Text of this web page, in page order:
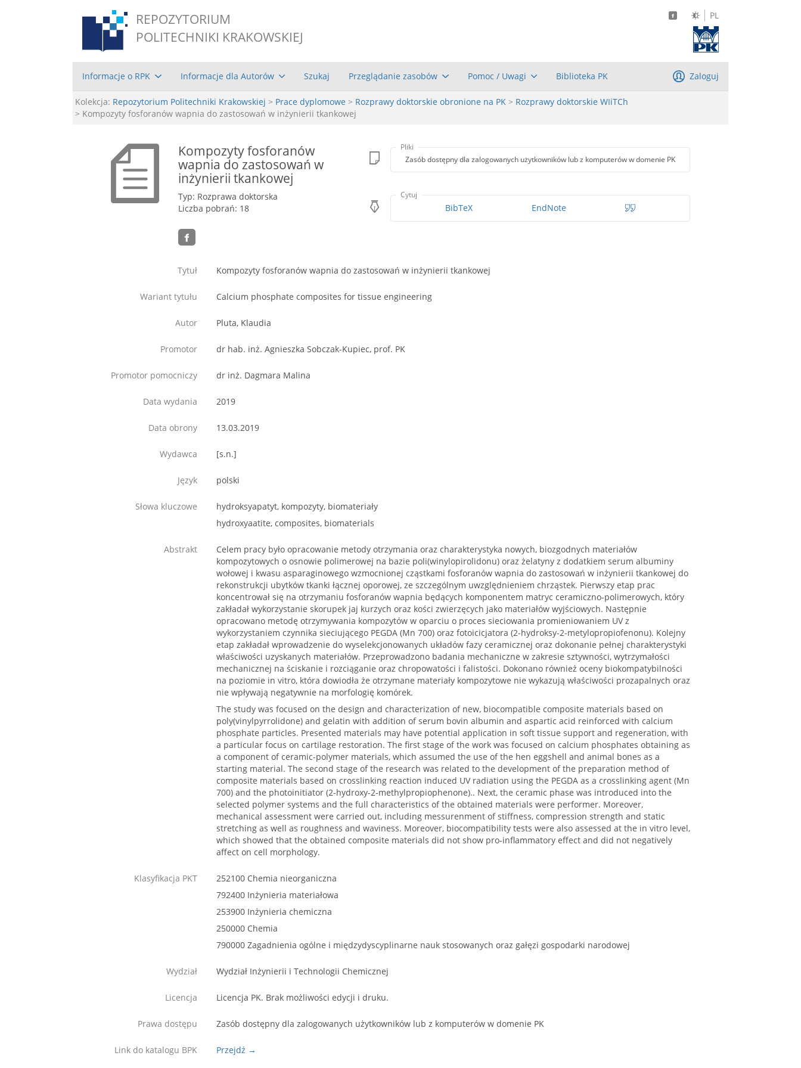
REPOZYTORIUM
POLITECHNIKI KRAKOWSKIEJ
PL
Informacje o RPK Informacje dla Autorów Szukaj Przeglądanie zasobów Pomoc / Uwagi Biblioteka PK Zaloguj
Kolekcja: Repozytorium Politechniki Krakowskiej > Prace dyplomowe > Rozprawy doktorskie obronione na PK > Rozprawy doktorskie WIiTCh
> Kompozyty fosforanów wapnia do zastosowań w inżynierii tkankowej
Kompozyty fosforanów
wapnia do zastosowań w
inżynierii tkankowej
Typ: Rozprawa doktorska
Liczba pobrań: 18
Pliki
Zasób dostępny dla zalogowanych użytkowników lub z komputerów w domenie PK
Cytuj
BibTeX EndNote
Tytuł Kompozyty fosforanów wapnia do zastosowań w inżynierii tkankowej
Wariant tytułu Calcium phosphate composites for tissue engineering
Autor Pluta, Klaudia
Promotor dr hab. inż. Agnieszka Sobczak-Kupiec, prof. PK
Promotor pomocniczy dr inż. Dagmara Malina
Data wydania 2019
Data obrony 13.03.2019
Wydawca [s.n.]
Język polski
Słowa kluczowe
hydroksyapatyt, kompozyty, biomateriały
hydroxyaatite, composites, biomaterials
Abstrakt
Celem pracy było opracowanie metody otrzymania oraz charakterystyka nowych, biozgodnych materiałów
kompozytowych o osnowie polimerowej na bazie poli(winylopirolidonu) oraz żelatyny z dodatkiem serum albuminy
wołowej i kwasu asparaginowego wzmocnionej cząstkami fosforanów wapnia do zastosowań w inżynierii tkankowej do
rekonstrukcji ubytków tkanki łącznej oporowej, ze szczególnym uwzględnieniem chrząstek. Pierwszy etap prac
koncentrował się na otrzymaniu fosforanów wapnia będących komponentem matryc ceramiczno-polimerowych, który
zakładał wykorzystanie skorupek jaj kurzych oraz kości zwierzęcych jako materiałów wyjściowych. Następnie
opracowano metodę otrzymywania kompozytów w oparciu o proces sieciowania promieniowaniem UV z
wykorzystaniem czynnika sieciującego PEGDA (Mn 700) oraz fotoicicjatora (2-hydroksy-2-metylopropiofenonu). Kolejny
etap zakładał wprowadzenie do wyselekcjonowanych układów fazy ceramicznej oraz dokonanie pełnej charakterystyki
właściwości uzyskanych materiałów. Przeprowadzono badania mechaniczne w zakresie sztywności, wytrzymałości
mechanicznej na ściskanie i rozciąganie oraz chropowatości i falistości. Dokonano również oceny biokompatybilności
na poziomie in vitro, która dowiodła że otrzymane materiały kompozytowe nie wykazują właściwości prozapalnych oraz
nie wpływają negatywnie na morfologię komórek.
The study was focused on the design and characterization of new, biocompatible composite materials based on
poly(vinylpyrrolidone) and gelatin with addition of serum bovin albumin and aspartic acid reinforced with calcium
phosphate particles. Presented materials may have potential application in soft tissue support and regeneration, with
a particular focus on cartilage restoration. The first stage of the work was focused on calcium phosphates obtaining as
a component of ceramic-polymer materials, which assumed the use of the hen eggshell and animal bones as a
starting material. The second stage of the research was related to the development of the preparation method of
composite materials based on crosslinking reaction induced UV radiation using the PEGDA as a crosslinking agent (Mn
700) and the photoinitiator (2-hydroxy-2-methylpropiophenone).. Next, the ceramic phase was introduced into the
selected polymer systems and the full characteristics of the obtained materials were performer. Moreover,
mechanical assessment were carried out, including messurenment of stiffness, compression strength and static
stretching as well as roughness and waviness. Moreover, biocompatibility tests were also assessed at the in vitro level,
which showed that the obtained composite materials did not show pro-inflammatory effect and did not negatively
affect on cell morphology.
Klasyfikacja PKT
252100 Chemia nieorganiczna
792400 Inżynieria materiałowa
253900 Inżynieria chemiczna
250000 Chemia
790000 Zagadnienia ogólne i międzydyscyplinarne nauk stosowanych oraz gałęzi gospodarki narodowej
Wydział Wydział Inżynierii i Technologii Chemicznej
Licencja Licencja PK. Brak możliwości edycji i druku.
Prawa dostępu Zasób dostępny dla zalogowanych użytkowników lub z komputerów w domenie PK
Link do katalogu BPK Przejdź →